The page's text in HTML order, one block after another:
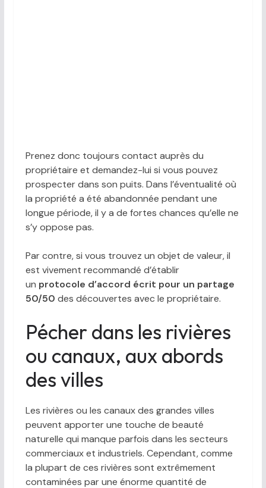
Prenez donc toujours contact auprès du
propriétaire et demandez-lui si vous pouvez
prospecter dans son puits. Dans l’éventualité où
la propriété a été abandonnée pendant une
longue période, il y a de fortes chances qu’elle ne
s’y oppose pas.
Par contre, si vous trouvez un objet de valeur, il
est vivement recommandé d’établir
un protocole d’accord écrit pour un partage
50/50 des découvertes avec le propriétaire.
Pécher dans les rivières
ou canaux, aux abords
des villes
Les rivières ou les canaux des grandes villes
peuvent apporter une touche de beauté
naturelle qui manque parfois dans les secteurs
commerciaux et industriels. Cependant, comme
la plupart de ces rivières sont extrêmement
contaminées par une énorme quantité de